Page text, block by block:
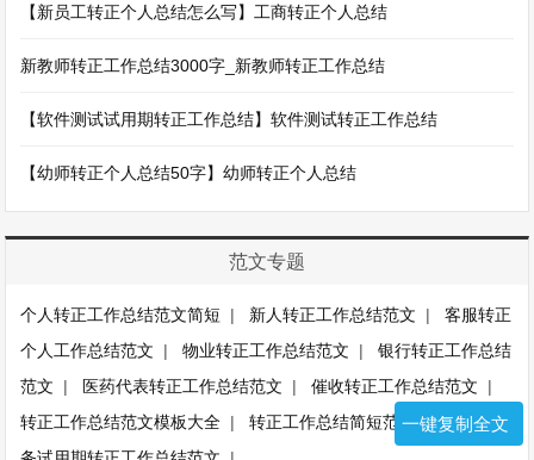
【新员工转正个人总结怎么写】工商转正个人总结
新教师转正工作总结3000字_新教师转正工作总结
【软件测试试用期转正工作总结】软件测试转正工作总结
【幼师转正个人总结50字】幼师转正个人总结
范文专题
个人转正工作总结范文简短 | 新人转正工作总结范文 |客服转正
个人工作总结范文 |物业转正工作总结范文 |银行转正工作总结
范文 | 医药代表转正工作总结范文 |催收转正工作总结范文 |
转正工作总结范文模板大全 |转正工作总结简短范文100字|财
一键复制全文